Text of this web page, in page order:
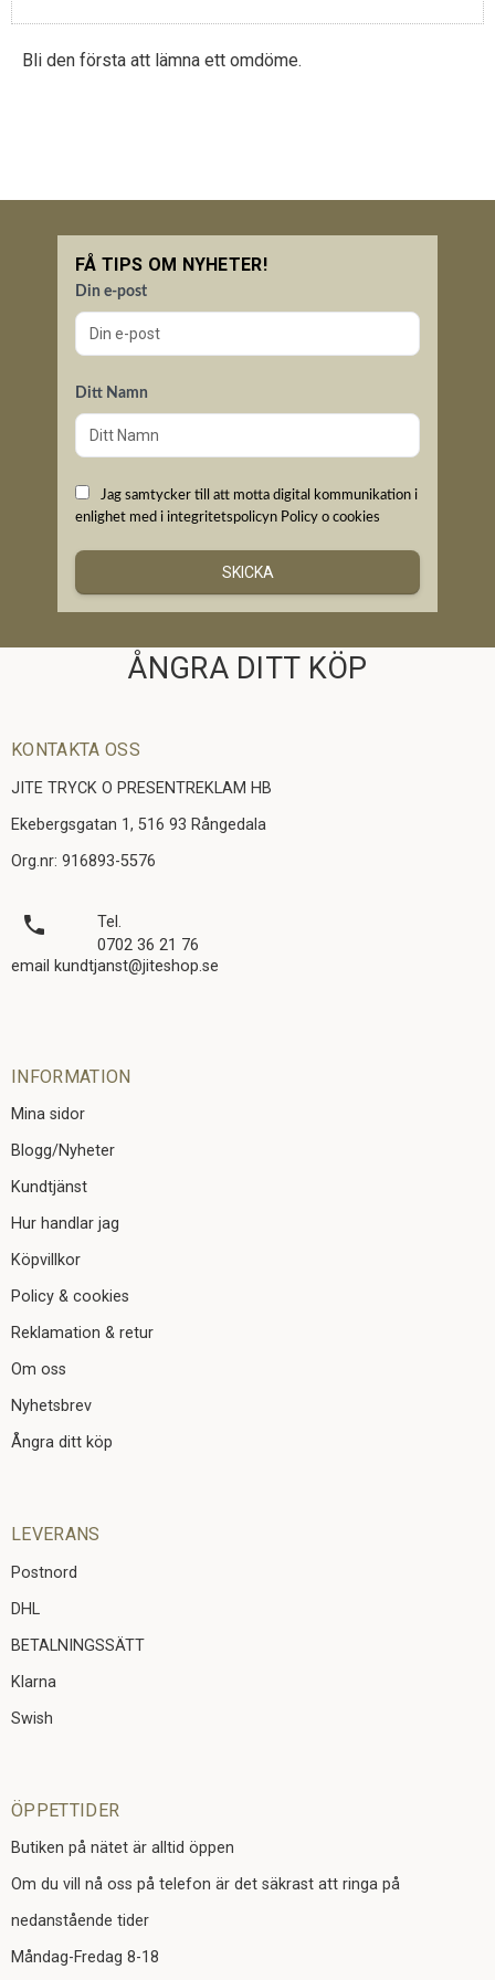
Bli den första att lämna ett omdöme.
FÅ TIPS OM NYHETER!
Din e-post
Ditt Namn
Jag samtycker till att motta digital kommunikation i
enlighet med i integritetspolicyn Policy o cookies
SKICKA
ÅNGRA DITT KÖP
KONTAKTA OSS
JITE TRYCK O PRESENTREKLAM HB
Ekebergsgatan 1, 516 93 Rångedala
Org.nr: 916893-5576
local_phone
Tel.
0702 36 21 76
email kundtjanst@jiteshop.se
INFORMATION
Mina sidor
Blogg/Nyheter
Kundtjänst
Hur handlar jag
Köpvillkor
Policy & cookies
Reklamation & retur
Om oss
Nyhetsbrev
Ångra ditt köp
LEVERANS
Postnord
DHL
BETALNINGSSÄTT
Klarna
Swish
ÖPPETTIDER
Butiken på nätet är alltid öppen
Om du vill nå oss på telefon är det säkrast att ringa på
nedanstående tider
Måndag-Fredag 8-18